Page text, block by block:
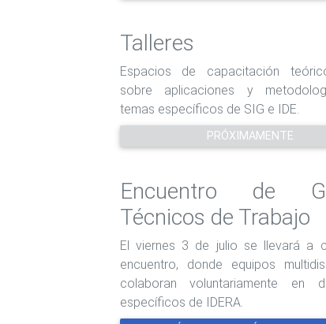
Talleres
Espacios de capacitación
sobre aplicaciones y
temas específicos de SIG e IDE.
PRÓXIMAMENTE
Encuentro de
Técnicos de Trabajo
El viernes 3 de julio se llevará a
encuentro, donde equipos
colaboran voluntariamente en
específicos de IDERA.